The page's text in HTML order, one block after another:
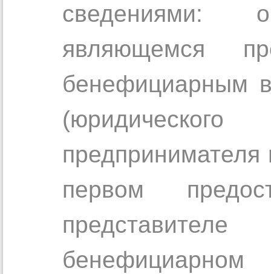
сведениями:
являющемся
бенефициарным
(юридического
предпринимателя
первом